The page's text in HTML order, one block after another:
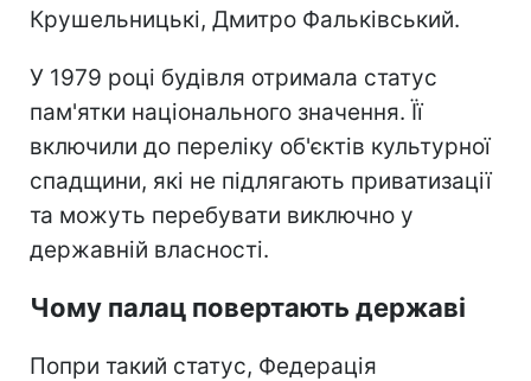
Крушельницькі, Дмитро Фальківський.
У 1979 році будівля отримала статус
пам'ятки національного значення. Її
включили до переліку об'єктів культурної
спадщини, які не підлягають приватизації
та можуть перебувати виключно у
державній власності.
Чому палац повертають державі
Попри такий статус, Федерація